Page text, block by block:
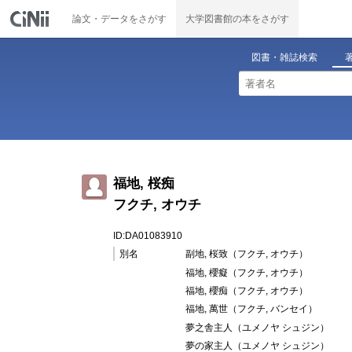
論文・データをさがす 大学図書館の本をさがす
図書・雑誌検索
福地, 桜痴
フクチ, オウチ
ID:DA01083910
別名
副地, 桜致（フクチ, オウチ）
福地, 櫻癡（フクチ, オウチ）
福地, 櫻痴（フクチ, オウチ）
福地, 萬世（フクチ, バンセイ）
夢之舎主人（ユメノヤ シュジン）
夢の家主人（ユメノヤ シュジン）